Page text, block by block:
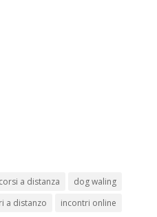
corsi a distanza
dog waling
a distanzo
incontri online